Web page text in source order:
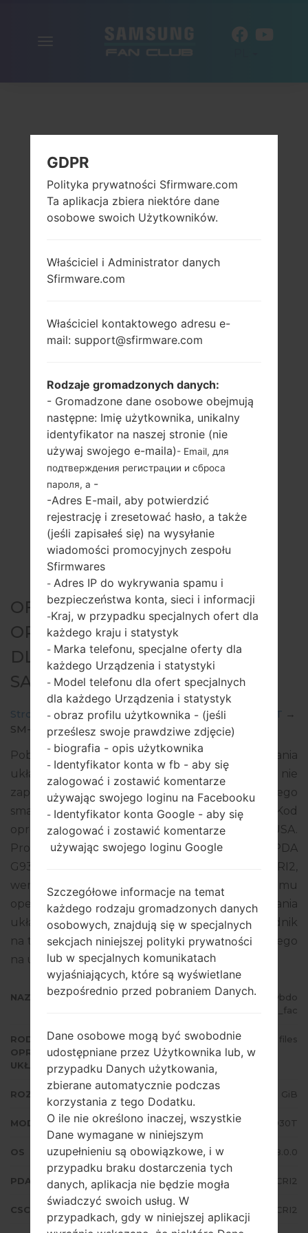
OFICJALNE
OPROGRAMOWANIE #32292
DLA: SM-G930T -
SAMSUNGGALAXY S7
Strona startowa →Galaxy S7 →SamsungSM-G930T →
SM-G930T_1_20180911080414_vbdo435fos_fac.zip
Pobierz najnowszą aktualizację oprogramowania
układowego dla Samsung Galaxy S7, ale nie
zapomnij sprawdzić, czy numer modelu Twojego
smartfona odpowiada wskazanemu SM-G930T. Kod
oprogramowania układowego to TMB z USA.
Produkt jest dostarczany z wersją PDA
G930TUVU4CRI2, wersja CSC G930TTMB4CRI2,
wersja MODEM G930TUVU4CRI2. Wersja systemu
operacyjnego danego oprogramowania
układowego to Android Oreo 8.0.0. Pełny poradnik
na temat flashowania oprogramowania układowego
na urządzeniach Samsungtutaj
NAZWA PLIKU
SM-G930T_1_20180911080414_vbdo
435fos_fac
RODZAJ
OPROGRAMOWANIA
UKŁADOWEGO
4 files
ROZMIAR PLIKU 2.51 GiB
MODEL Samsung SM-G930T
OS Android Oreo 8.0.0
PDA/AP WERSJA G930TUVU4CRI2
CSC WERSJA G930TTMB4CRI2
GDPR
Polityka prywatności Sfirmware.com
Ta aplikacja zbiera niektóre dane
osobowe swoich Użytkowników.
Właściciel i Administrator danych
Sfirmware.com
Właściciel kontaktowego adresu e-
mail: support@sfirmware.com
Rodzaje gromadzonych danych:
- Gromadzone dane osobowe obejmują
następne: Imię użytkownika, unikalny
identyfikator na naszej stronie (nie
używaj swojego e-maila)- Email, для
подтверждения регистрации и сброса
пароля, а -
-Adres E-mail, aby potwierdzić
rejestrację i zresetować hasło, a także
(jeśli zapisałeś się) na wysyłanie
wiadomości promocyjnych zespołu
Sfirmwares
- Adres IP do wykrywania spamu i
bezpieczeństwa konta, sieci i informacji
-Kraj, w przypadku specjalnych ofert dla
każdego kraju i statystyk
- Marka telefonu, specjalne oferty dla
każdego Urządzenia i statystyki
- Model telefonu dla ofert specjalnych
dla każdego Urządzenia i statystyk
- obraz profilu użytkownika - (jeśli
prześlesz swoje prawdziwe zdjęcie)
- biografia - opis użytkownika
- Identyfikator konta w fb - aby się
zalogować i zostawić komentarze
używając swojego loginu na Facebooku
- Identyfikator konta Google - aby się
zalogować i zostawić komentarze
używając swojego loginu Google
Szczegółowe informacje na temat
każdego rodzaju gromadzonych danych
osobowych, znajdują się w specjalnych
sekcjach niniejszej polityki prywatności
lub w specjalnych komunikatach
wyjaśniających, które są wyświetlane
bezpośrednio przed pobraniem Danych.
Dane osobowe mogą być swobodnie
udostępniane przez Użytkownika lub, w
przypadku Danych użytkowania,
zbierane automatycznie podczas
korzystania z tego Dodatku.
O ile nie określono inaczej, wszystkie
Dane wymagane w niniejszym
uzupełnieniu są obowiązkowe, i w
przypadku braku dostarczenia tych
danych, aplikacja nie będzie mogła
świadczyć swoich usług. W
przypadkach, gdy w niniejszej aplikacji